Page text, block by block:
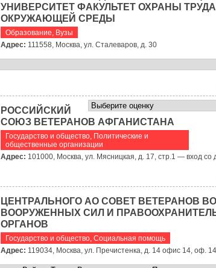
УНИВЕРСИТЕТ ФАКУЛЬТЕТ ОХРАНЫ ТРУДА
ОКРУЖАЮЩЕЙ СРЕДЫ
Образование, Вузы
Адрес: 111558, Москва, ул. Сталеваров, д. 30
РОССИЙСКИЙ
СОЮЗ ВЕТЕРАНОВ АФГАНИСТАНА
Государство и общество, Политические и
общественные организации
Адрес: 101000, Москва, ул. Мясницкая, д. 17, стр.1 — вход со
ЦЕНТРАЛЬНОГО АО СОВЕТ ВЕТЕРАНОВ
ВООРУЖЕННЫХ СИЛ И
ОРГАНОВ
Государство и общество, Социальная помощь
Адрес: 119034, Москва, ул. Пречистенка, д. 14 офис 14, оф. 14